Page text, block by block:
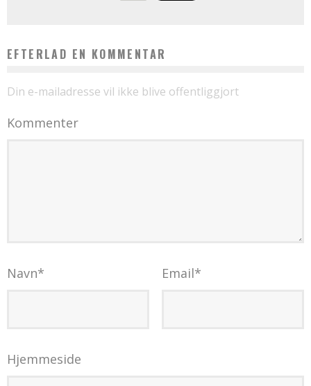
EFTERLAD EN KOMMENTAR
Din e-mailadresse vil ikke blive offentliggjort
Kommenter
Navn* Email*
Hjemmeside